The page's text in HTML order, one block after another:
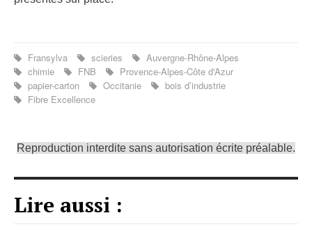
Fransylva scieries
Auvergne-Rhône-Alpes
chimie
FNB
Provence-Alpes-Côte d'Azur
papier-carton
Occitanie
bois d’industrie
Fibre Excellence
Reproduction interdite sans autorisation écrite préalable.
Lire aussi :